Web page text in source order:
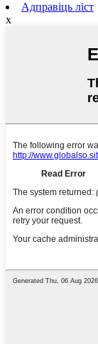
Адправіць ліст
x